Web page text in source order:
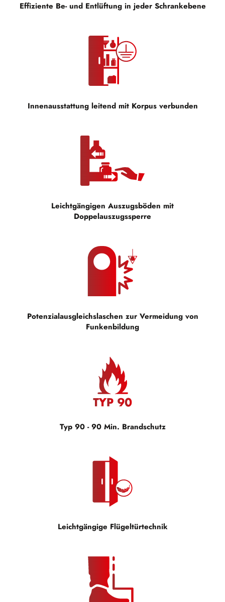
Effiziente Be- und Entlüftung in jeder Schrankebene
Innenausstattung leitend mit Korpus verbunden
Leichtgängigen Auszugsböden mit
Doppelauszugssperre
Potenzialausgleichslaschen zur Vermeidung von
Funkenbildung
Typ 90 - 90 Min. Brandschutz
Leichtgängige Flügeltürtechnik